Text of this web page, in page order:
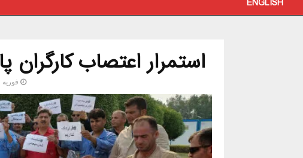
ENGLISH
استمرار اعتصاب
فوریه 11, 2026